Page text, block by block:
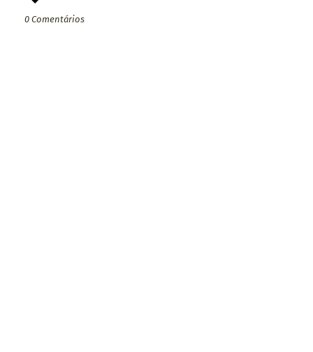
0 Comentários